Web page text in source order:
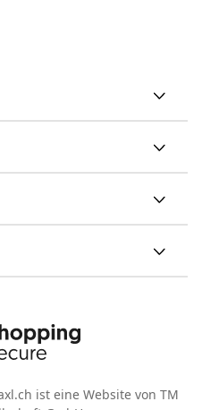
ist eine Website von TM